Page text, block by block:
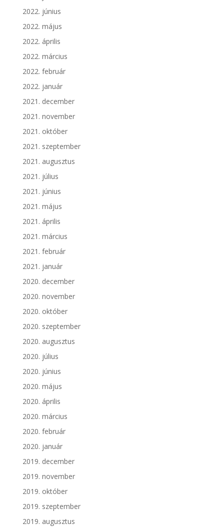
2022. június
2022. május
2022. április
2022. március
2022. február
2022. január
2021. december
2021. november
2021. október
2021. szeptember
2021. augusztus
2021. július
2021. június
2021. május
2021. április
2021. március
2021. február
2021. január
2020. december
2020. november
2020. október
2020. szeptember
2020. augusztus
2020. július
2020. június
2020. május
2020. április
2020. március
2020. február
2020. január
2019. december
2019. november
2019. október
2019. szeptember
2019. augusztus